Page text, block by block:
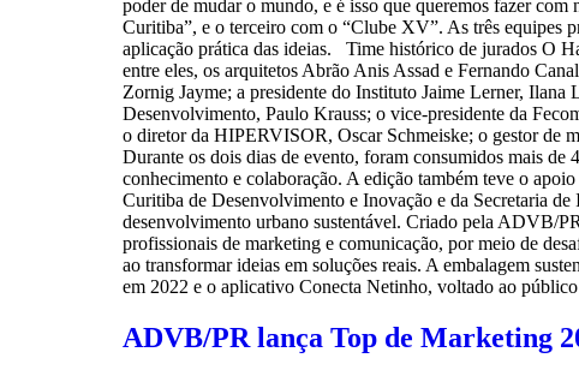
poder de mudar o mundo, e é isso que queremos fazer
Curitiba”, e o terceiro com o “Clube XV”. As três equipes
aplicação prática das ideias. Time histórico de jurados O
entre eles, os arquitetos Abrão Anis Assad e Fernando
Zornig Jayme; a presidente do Instituto Jaime Lerner,
Desenvolvimento, Paulo Krauss; o vice-presidente da
o diretor da HIPERVISOR, Oscar Schmeiske; o gestor de
Durante os dois dias de evento, foram consumidos mais de
conhecimento e colaboração. A edição também teve o
Curitiba de Desenvolvimento e Inovação e da Secretaria
desenvolvimento urbano sustentável. Criado pela ADVB/
profissionais de marketing e comunicação, por meio de
ao transformar ideias em soluções reais. A embalagem
em 2022 e o aplicativo Conecta Netinho, voltado ao
ADVB/PR lança Top de Marketing